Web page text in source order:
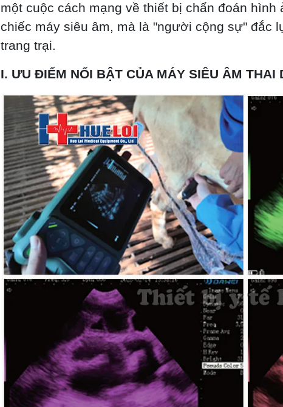
một cuộc cách mạng về thiết bị chẩn đoán
chiếc máy siêu âm, mà là "người cộng sự" đắc
trang trại.
I. ƯU ĐIỂM NỔI BẬT CỦA MÁY SIÊU ÂM THAI